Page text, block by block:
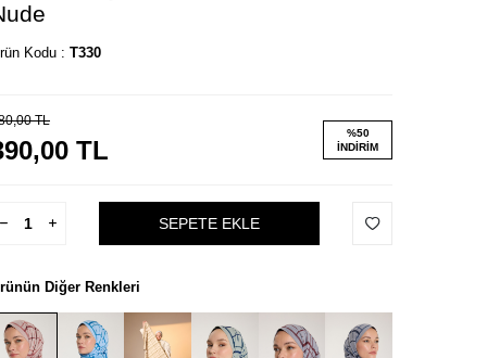
Kodu : T330
TL
TL
%50
İNDIRIM
SEPETE EKLE
Diğer Renkleri